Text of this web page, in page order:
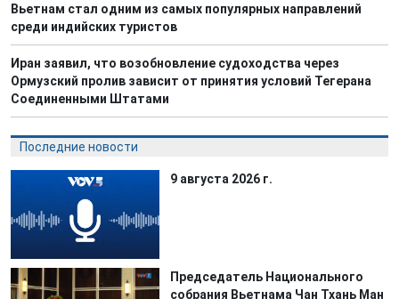
Вьетнам стал одним из самых популярных направлений
среди индийских туристов
Иран заявил, что возобновление судоходства через
Ормузский пролив зависит от принятия условий Тегерана
Соединенными Штатами
Последние новости
9 августа 2026 г.
Председатель Национального
собрания Вьетнама Чан Тхань Ман